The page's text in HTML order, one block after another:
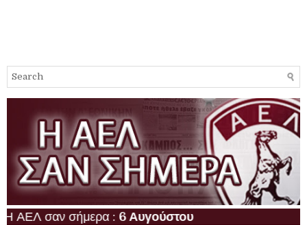
σαν σήμερα :6 Αυγούστου